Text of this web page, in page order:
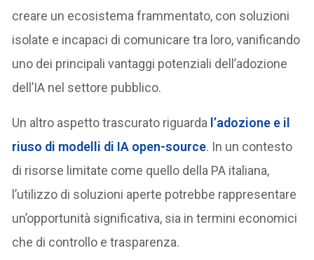
creare un ecosistema frammentato, con soluzioni
isolate e incapaci di comunicare tra loro, vanificando
uno dei principali vantaggi potenziali dell’adozione
dell’IA nel settore pubblico.
Un altro aspetto trascurato riguarda l’adozione e il
riuso di modelli di IA open-source. In un contesto
di risorse limitate come quello della PA italiana,
l’utilizzo di soluzioni aperte potrebbe rappresentare
un’opportunità significativa, sia in termini economici
che di controllo e trasparenza.